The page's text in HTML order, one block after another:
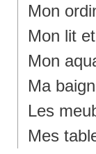
Mon
Mon lit
Mon
Ma
Les
Mes